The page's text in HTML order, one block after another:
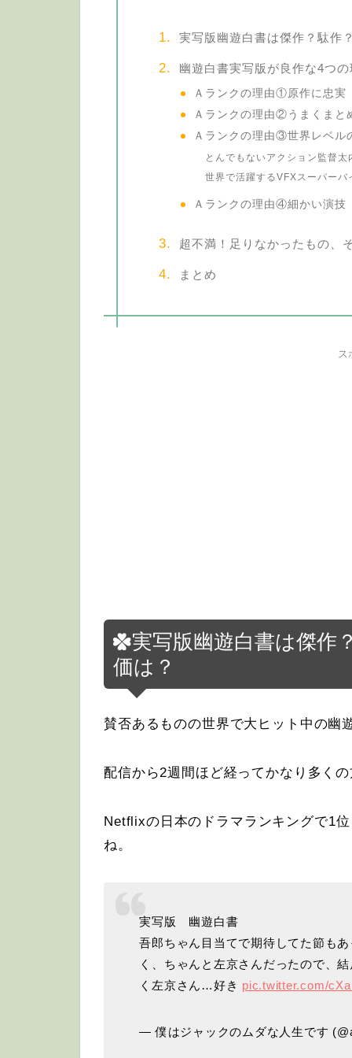
実写版幽遊白書は傑作？駄作
幽遊白書実写版が良作な4つ
Ａランクの理由①原作に忠実
Ａランクの理由②うまくまと
Ａランクの理由③世界レベル
とんでもないアクション監督太
世界で活躍するVFXスーパーバ
Ａランクの理由④細かい演技
超不満！足りなかったもの、
まとめ
ス
実写版幽遊白書は傑作
価は？
賛否あるものの世界で大ヒット中の幽
配信から2週間ほど経ってかなり多く
Netflixの日本のドラマランキングで1
ね。
実写版 幽遊白書
吾郎ちゃん目当てで期待してた節も
く、ちゃんと左京さんだったので、
く左京さん…好き pic.twitter.com/
— 僕はジャックのムダな人生です